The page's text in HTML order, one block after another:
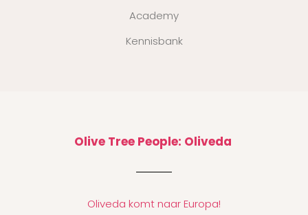
Academy
Kennisbank
Olive Tree People: Oliveda
Oliveda komt naar Europa!